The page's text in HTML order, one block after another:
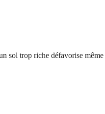
sol trop riche défavorise